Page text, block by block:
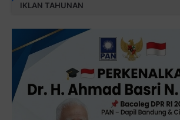
IKLAN TAHUNAN